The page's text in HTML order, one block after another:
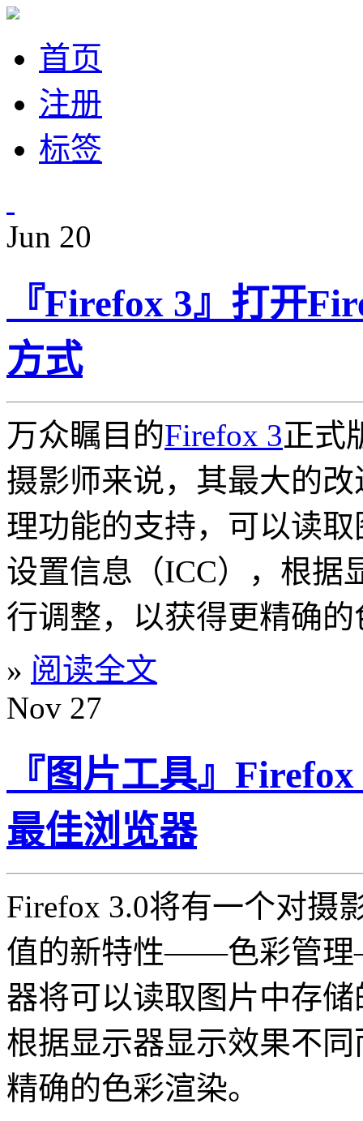
首页
注册
标签
Jun 20
『Firefox 3』打开
方式
万众瞩目的Firefox 3正式
摄影师来说，其最大的
理功能的支持，可以读
设置信息（ICC），根据
行调整，以获得更精确
» 阅读全文
Nov 27
『图片工具』
最佳浏览器
Firefox 3.0将有一个对摄
值的新特性——色彩管
器将可以读取图片中存
根据显示器显示效果不
精确的色彩渲染。